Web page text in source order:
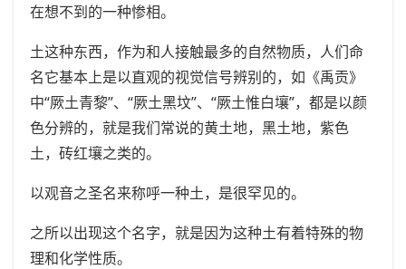
在想不到的一种惨相。
土这种东西，作为和人接触最多的自然物质，人们命
名它基本上是以直观的视觉信号辨别的，如《禹贡》
中“厥土青黎”、“厥土黑坟”、“厥土惟白壤”，都是以颜
色分辨的，就是我们常说的黄土地，黑土地，紫色
土，砖红壤之类的。
以观音之圣名来称呼一种土，是很罕见的。
之所以出现这个名字，就是因为这种土有着特殊的物
理和化学性质。